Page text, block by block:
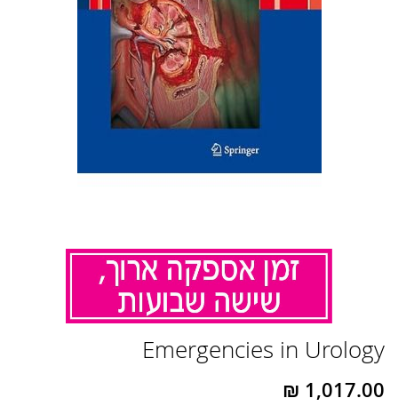
Emergencies in Urology
להתחלה
של
גלריית
תמונות